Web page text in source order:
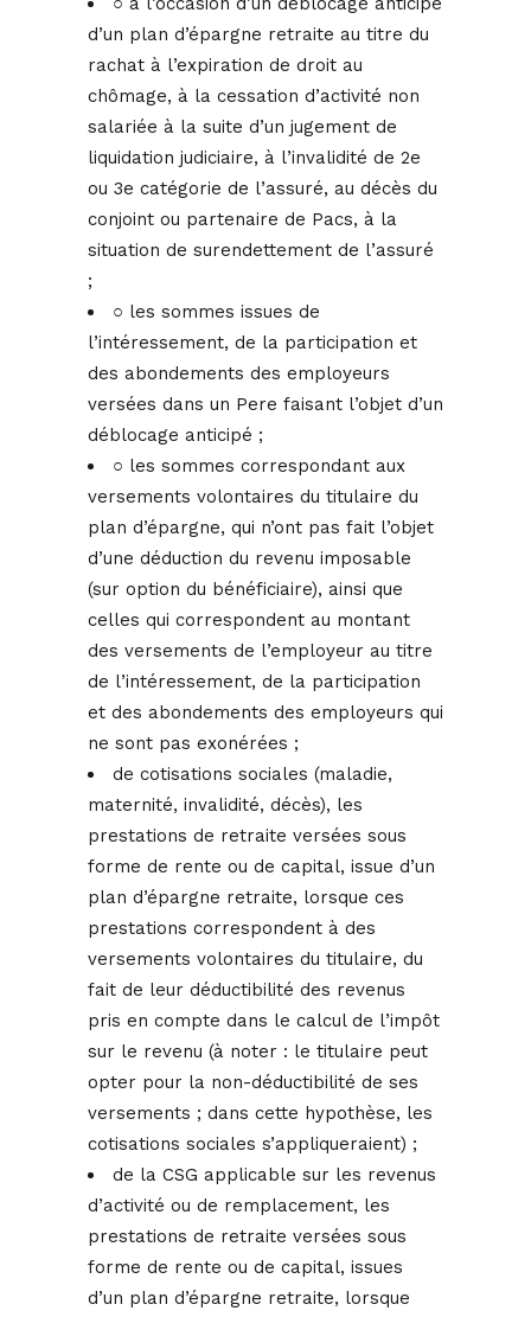
d’un plan d’épargne retraite au titre du
rachat à l’expiration de droit au
chômage, à la cessation d’activité non
salariée à la suite d’un jugement de
liquidation judiciaire, à l’invalidité de 2e
ou 3e catégorie de l’assuré, au décès du
conjoint ou partenaire de Pacs, à la
situation de surendettement de l’assuré
;
○ les sommes issues de
l’intéressement, de la participation et
des abondements des employeurs
versées dans un Pere faisant l’objet d’un
déblocage anticipé ;
○ les sommes correspondant aux
versements volontaires du titulaire du
plan d’épargne, qui n’ont pas fait l’objet
d’une déduction du revenu imposable
(sur option du bénéficiaire), ainsi que
celles qui correspondent au montant
des versements de l’employeur au titre
de l’intéressement, de la participation
et des abondements des employeurs qui
ne sont pas exonérées ;
de cotisations sociales (maladie,
maternité, invalidité, décès), les
prestations de retraite versées sous
forme de rente ou de capital, issue d’un
plan d’épargne retraite, lorsque ces
prestations correspondent à des
versements volontaires du titulaire, du
fait de leur déductibilité des revenus
pris en compte dans le calcul de l’impôt
sur le revenu (à noter : le titulaire peut
opter pour la non-déductibilité de ses
versements ; dans cette hypothèse, les
cotisations sociales s’appliqueraient) ;
de la CSG applicable sur les revenus
d’activité ou de remplacement, les
prestations de retraite versées sous
forme de rente ou de capital, issues
d’un plan d’épargne retraite, lorsque